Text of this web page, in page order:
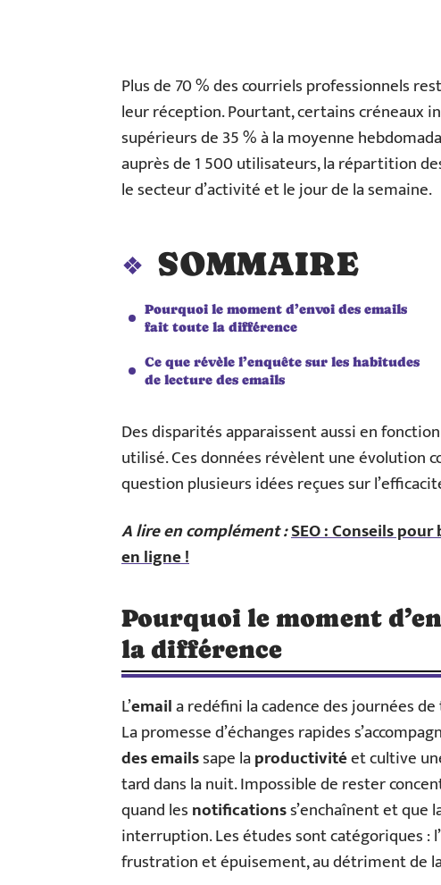
Plus de 70 % des courriels professionnels
leur réception. Pourtant, certains créneaux
supérieurs de 35 % à la moyenne
auprès de 1 500 utilisateurs, la répartition
le secteur d’activité et le jour de la semaine.
SOMMAIRE
Pourquoi le moment d’envoi des emails
fait toute la différence
Ce que révèle l’enquête sur les habitudes
de lecture des emails
Des disparités apparaissent aussi en
utilisé. Ces données révèlent une
question plusieurs idées reçues sur
A lire en complément :SEO : Conseils
en ligne !
Pourquoi le moment
la différence
L’emaila redéfini la cadence des journées
La promesse d’échanges rapides
des emailssape laproductivitéet cultive
tard dans la nuit. Impossible de rester
quand lesnotificationss’enchaînent et que
interruption. Les études sont catégoriques :
frustration et épuisement, au détriment de